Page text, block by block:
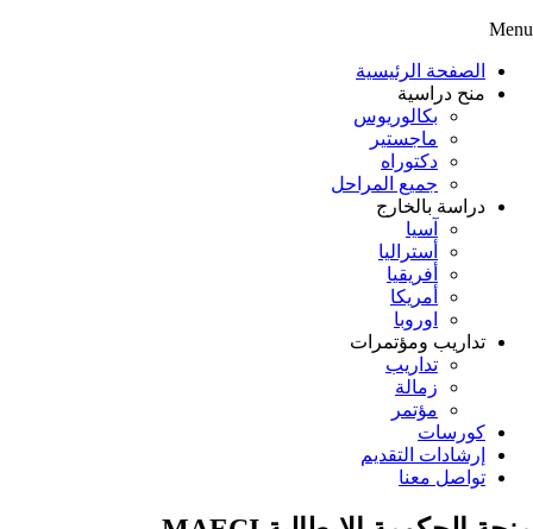
Menu
الصفحة الرئيسية
منح دراسية
بكالوريوس
ماجستير
دكتوراه
جميع المراحل
دراسة بالخارج
آسيا
أستراليا
أفريقيا
أمريكا
اوروبا
تداريب ومؤتمرات
تداريب
زمالة
مؤتمر
كورسات
إرشادات التقديم
تواصل معنا